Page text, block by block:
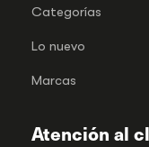
Categorías
Lo nuevo
Marcas
Atención al